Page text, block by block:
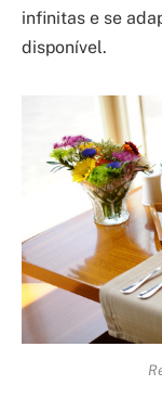
infinitas e se
disponível.